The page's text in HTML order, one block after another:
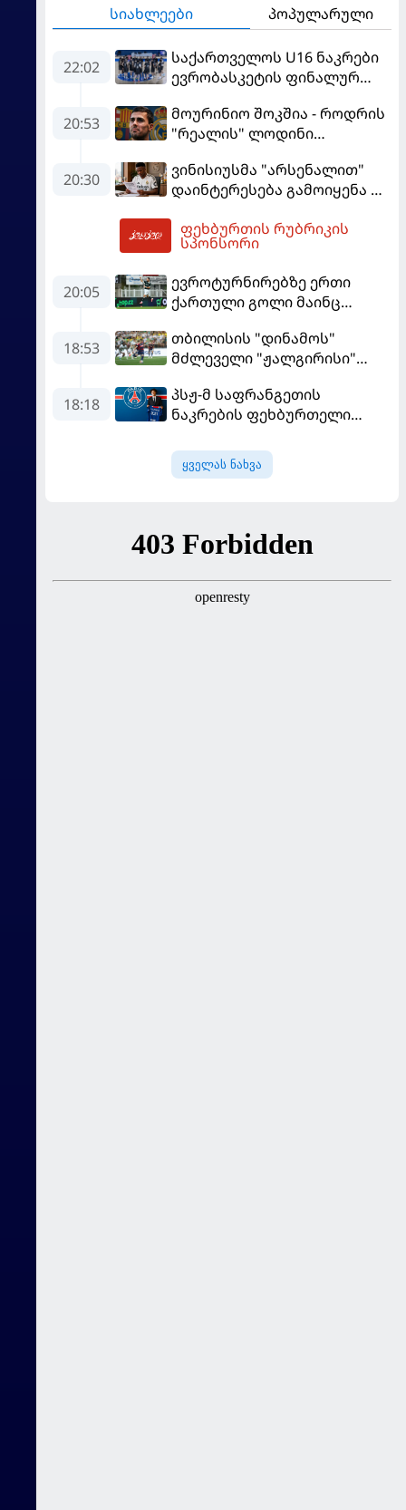
სიახლეები პოპულარული
22:02
საქართველოს U16 ნაკრები
ევრობასკეტის ფინალურ
ასპარეზობას იწყებს
20:53
მოურინიო შოკშია - როდრის
"რეალის" ლოდინი
"ბარსელონაში" გადადის
20:30
ვინისიუსმა "არსენალით"
დაინტერესება გამოიყენა და
მომგებიანად გააგრძელა
ფეხბურთის რუბრიკის
სპონსორი
20:05
ევროტურნირებზე ერთი
ქართული გოლი მაინც
18:53
თბილისის "დინამოს"
მძლეველი "ჟალგირისი"
განადგურდა
18:18
პსჟ-მ საფრანგეთის
ნაკრების ფეხბურთელი
ყველას ნახვა